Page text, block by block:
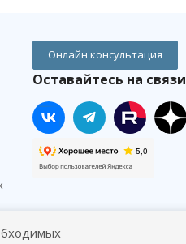
Онлайн консультация
Оставайтесь на связи